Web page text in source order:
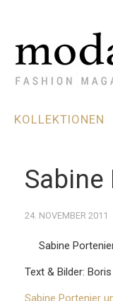
KOLLEKTIONEN
Sabine
24. NOVEMBER 2011
Sabine
Text & Bilder:
Sabine Portenier